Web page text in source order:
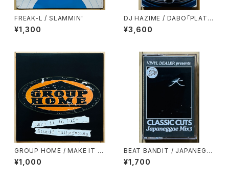
FREAK-L / SLAMMIN'
¥1,300
DJ HAZIME / DABO「PLATIN
UM TONGUE」SPECIAL SA
MPLER MIXTAPE
¥3,600
GROUP HOME / MAKE IT IN
LIFE
¥1,000
BEAT BANDIT / JAPANEGG
AE MIX 3(CLASSIC CUTS)
¥1,700